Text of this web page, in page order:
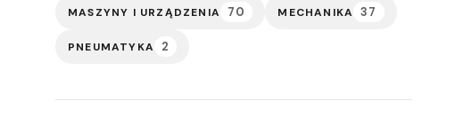
MASZYNY I URZĄDZENIA 70 MECHANIKA 37
PNEUMATYKA 2